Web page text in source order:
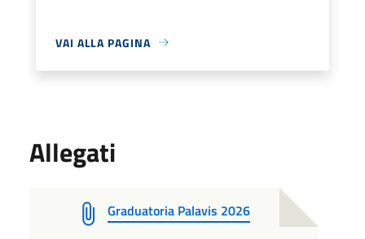
VAI ALLA PAGINA
Allegati
Graduatoria Palavis 2026